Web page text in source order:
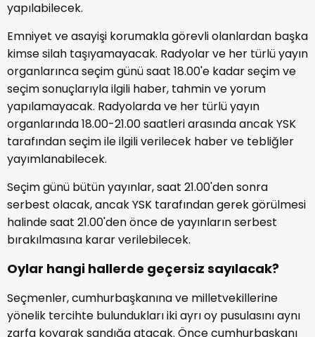
yapılabilecek.
Emniyet ve asayişi korumakla görevli olanlardan başka
kimse silah taşıyamayacak. Radyolar ve her türlü yayın
organlarınca seçim günü saat 18.00'e kadar seçim ve
seçim sonuçlarıyla ilgili haber, tahmin ve yorum
yapılamayacak. Radyolarda ve her türlü yayın
organlarında 18.00-21.00 saatleri arasında ancak YSK
tarafından seçim ile ilgili verilecek haber ve tebliğler
yayımlanabilecek.
Seçim günü bütün yayınlar, saat 21.00'den sonra
serbest olacak, ancak YSK tarafından gerek görülmesi
halinde saat 21.00'den önce de yayınların serbest
bırakılmasına karar verilebilecek.
Oylar hangi hallerde geçersiz sayılacak?
Seçmenler, cumhurbaşkanına ve milletvekillerine
yönelik tercihte bulundukları iki ayrı oy pusulasını aynı
zarfa koyarak sandığa atacak. Önce cumhurbaşkanı